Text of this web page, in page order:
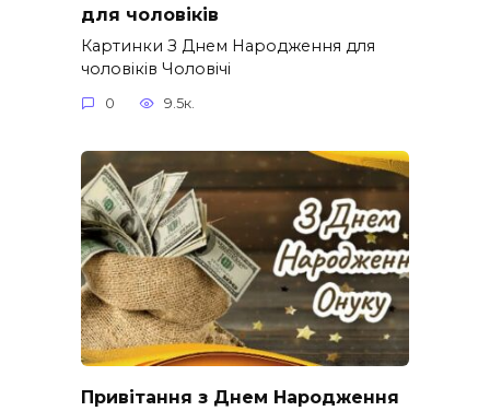
для чоловіків​
Картинки З Днем Народження для
чоловіків​ Чоловічі
0 9.5к.
Привітання з Днем Народження